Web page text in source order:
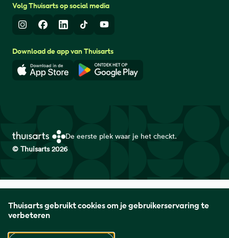
Thuisarts gebruikt cookies om je gebruikerservaring te
verbeteren
Volg Thuisarts op social media
InstagramFacebook
LinkedInTikTokYoutube
Download de app van Thuisarts
Download in de App StoreDownload in de Google Play
De eerste plek waar je het checkt.
© Thuisarts 2026
Huisartsen Genootschap met de Federatie Medisch
Specialisten en Patiëntenfederatie Nederland.